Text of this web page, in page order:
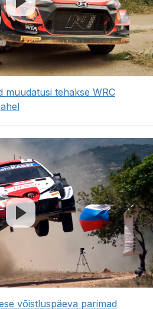
muudatusi tehakse WRC
võistluspäeva parimad